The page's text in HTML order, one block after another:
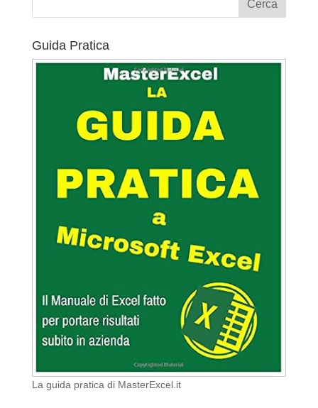
Guida Pratica
La guida pratica di MasterExcel.it